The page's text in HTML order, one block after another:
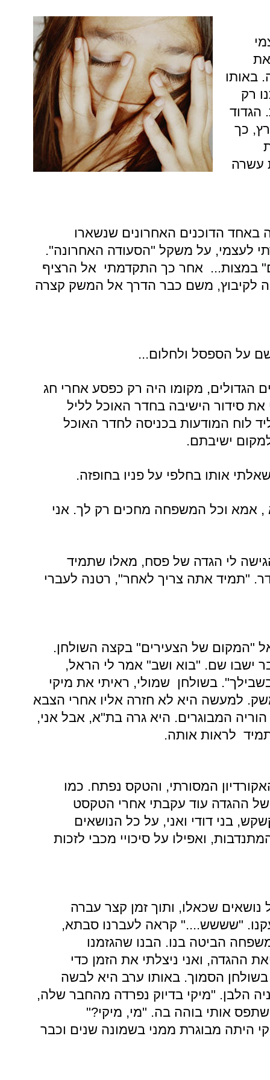
באותו
רק
הגדוד
כך
עשרה
באחד הדוכנים האחרונים שנשארו
לעצמי, על משקל "הסעודה האחרונה".
במצות... אחר כך התקדמתי אל הרציף
לקיבוץ, משם כבר הדרך אל המשק קצרה
שם על הספסל ולחלום...
הגדולים, מקומו היה רק כפסע אחרי חג
סידור הישיבה בחדר האוכל לליל
לוח המודעות בכניסה לחדר האוכל
ישיבתם.
אותו בחלפי על פניו בחופזה.
, אמא וכל המשפחה מחכים רק לך. אני
לי הגדה של פסח, מאלו שתמיד
"תמיד אתה צריך לאחר", רטנה לעברי
"המקום של הצעירים" בקצה השולחן.
ישבו שם. "בוא ושב" אמר לי הראל,
בשולחן שמולי, ראיתי את מיקי
למעשה היא לא חזרה אליו אחרי הצבא
המבוגרים. היא גרה בת"א, אבל אני,
לראות אותה.
המסורתי, והטקס נפתח. כמו
ההגדה עוד עקבתי אחרי הטקסט
בני דודי ואני, על כל הנושאים
ואפילו על סיכויי מכבי לזכות
שכאלו, ותוך זמן קצר עברה
"שששש...." קראה לעברנו סבתא,
הביטה בנו. הבנו שהגזמנו
ההגדה, ואני ניצלתי את הזמן כדי
הסמוך. באותו ערב היא לבשה
הלבן. "מיקי בדיוק נפרדה מהחבר שלה,
אותי בוהה בה. "מי, מיקי?"
היתה מבוגרת ממני בשמונה שנים וכבר